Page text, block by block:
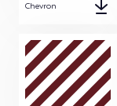
Chevron